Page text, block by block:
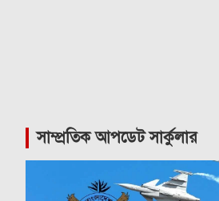
সাম্প্রতিক আপডেট সার্কুলার